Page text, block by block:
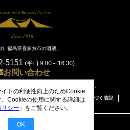
福島県喜多方市の酒蔵。
5151 (平日 9:00～16:30)
お問い合わせ
への酒類の販売は固くお断りしています。
ついて
特定商取引に関する法律に基づく表記
ライバシーポリシー
トの利便性向上のためCookie
Cookieの使用に関する詳細は
シー 」をご覧ください。
OK